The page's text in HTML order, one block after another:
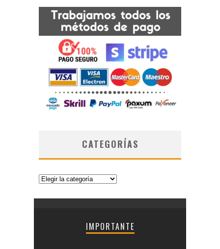
CATEGORÍAS
Categorías
IMPORTANTE